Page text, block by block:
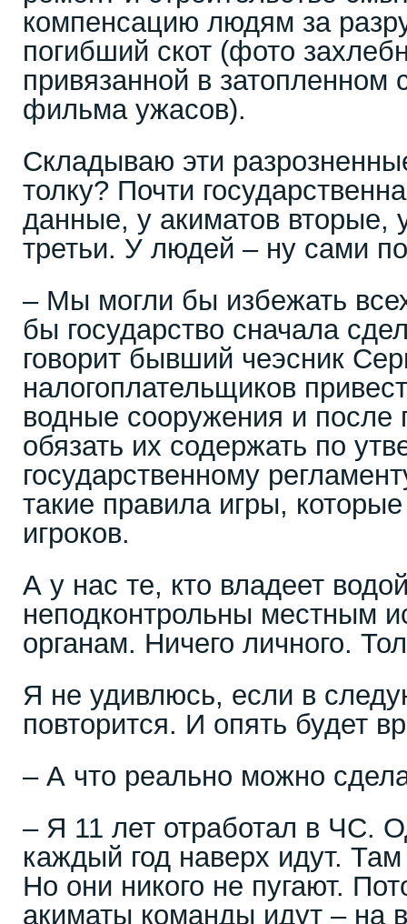
компенсацию людям за
погибший скот (фото
привязанной в затопленном
фильма ужасов).
Складываю эти
толку? Почти
данные, у акиматов вторые,
третьи. У людей – ну сами
– Мы могли бы избежать
бы государство сначала
говорит бывший чеэсник
налогоплательщиков
водные сооружения и после
обязать их содержать по
государственному
такие правила игры,
игроков.
А у нас те, кто владеет
неподконтрольны местным
органам. Ничего личного.
Я не удивлюсь, если в
повторится. И опять будет
– А что реально можно
– Я 11 лет отработал в ЧС.
каждый год наверх идут.
Но они никого не пугают.
акиматы команды идут – на